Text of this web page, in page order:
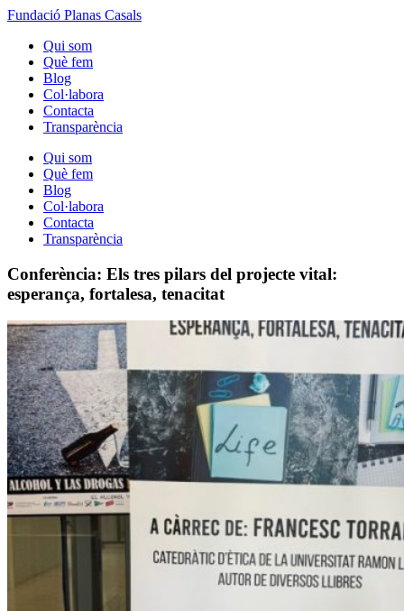
Fundació Planas Casals
Qui som
Què fem
Blog
Col·labora
Contacta
Transparència
Qui som
Què fem
Blog
Col·labora
Contacta
Transparència
Conferència: Els tres pilars del projecte vital:
esperança, fortalesa, tenacitat